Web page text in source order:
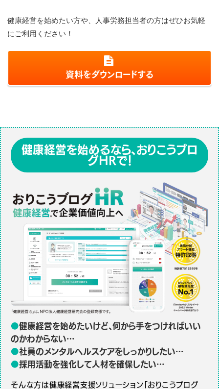
健康経営を始めたい方や、人事労務担当者の方はぜひお気軽
にご利用ください！
資料をダウンロードする
健康経営を始めるなら、おりこうブロ
グHRで！
●健康経営を始めたいけど、何から手をつければいい
のかわからない…
●社員のメンタルヘルスケアをしっかりしたい…
●採用活動を強化して人材を確保したい…
そんな方は健康経営支援ソリューション「おりこうブログ